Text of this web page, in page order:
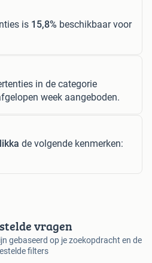
is 15,8% beschikbaar voor
in de categorie
week aangeboden.
de volgende kenmerken:
vragen
gebaseerd op je zoekopdracht en de
filters